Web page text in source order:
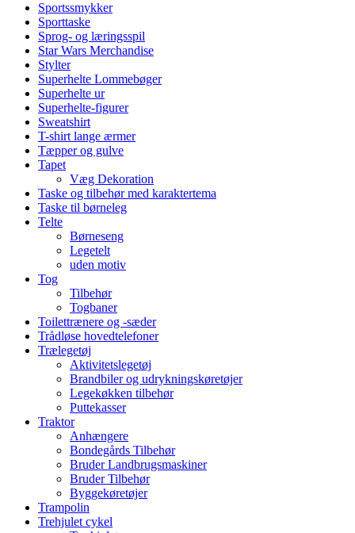
Sportssmykker
Sporttaske
Sprog- og læringsspil
Star Wars Merchandise
Stylter
Superhelte Lommebøger
Superhelte ur
Superhelte-figurer
Sweatshirt
T-shirt lange ærmer
Tæpper og gulve
Tapet
Væg Dekoration
Taske og tilbehør med karaktertema
Taske til børneleg
Telte
Børneseng
Legetelt
uden motiv
Tog
Tilbehør
Togbaner
Toilettrænere og -sæder
Trådløse hovedtelefoner
Trælegetøj
Aktivitetslegetøj
Brandbiler og udrykningskøretøjer
Legekøkken tilbehør
Puttekasser
Traktor
Anhængere
Bondegårds Tilbehør
Bruder Landbrugsmaskiner
Bruder Tilbehør
Byggekøretøjer
Trampolin
Trehjulet cykel